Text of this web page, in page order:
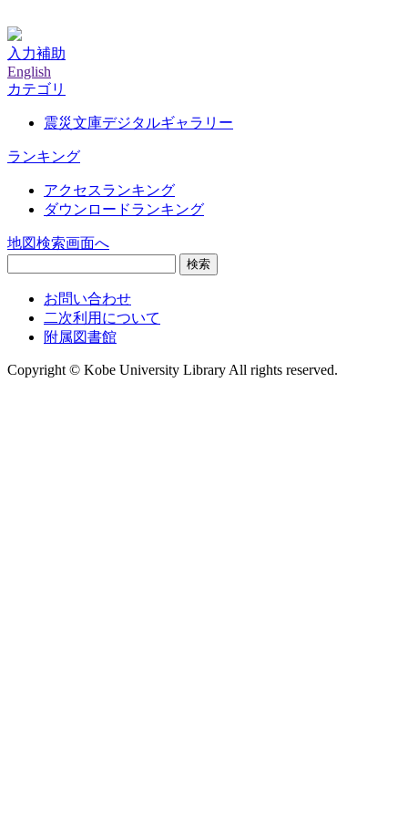
入力補助
English
カテゴリ
震災文庫デジタルギャラリー
ランキング
アクセスランキング
ダウンロードランキング
地図検索画面へ
検索
お問い合わせ
二次利用について
附属図書館
Copyright © Kobe University Library All rights reserved.